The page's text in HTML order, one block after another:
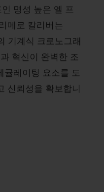
명성 높은 엘 프
메로 칼리버는
계식 크로노그래
혁신이 완벽한 조
귤레이팅 요소를 도
신뢰성을 확보합니